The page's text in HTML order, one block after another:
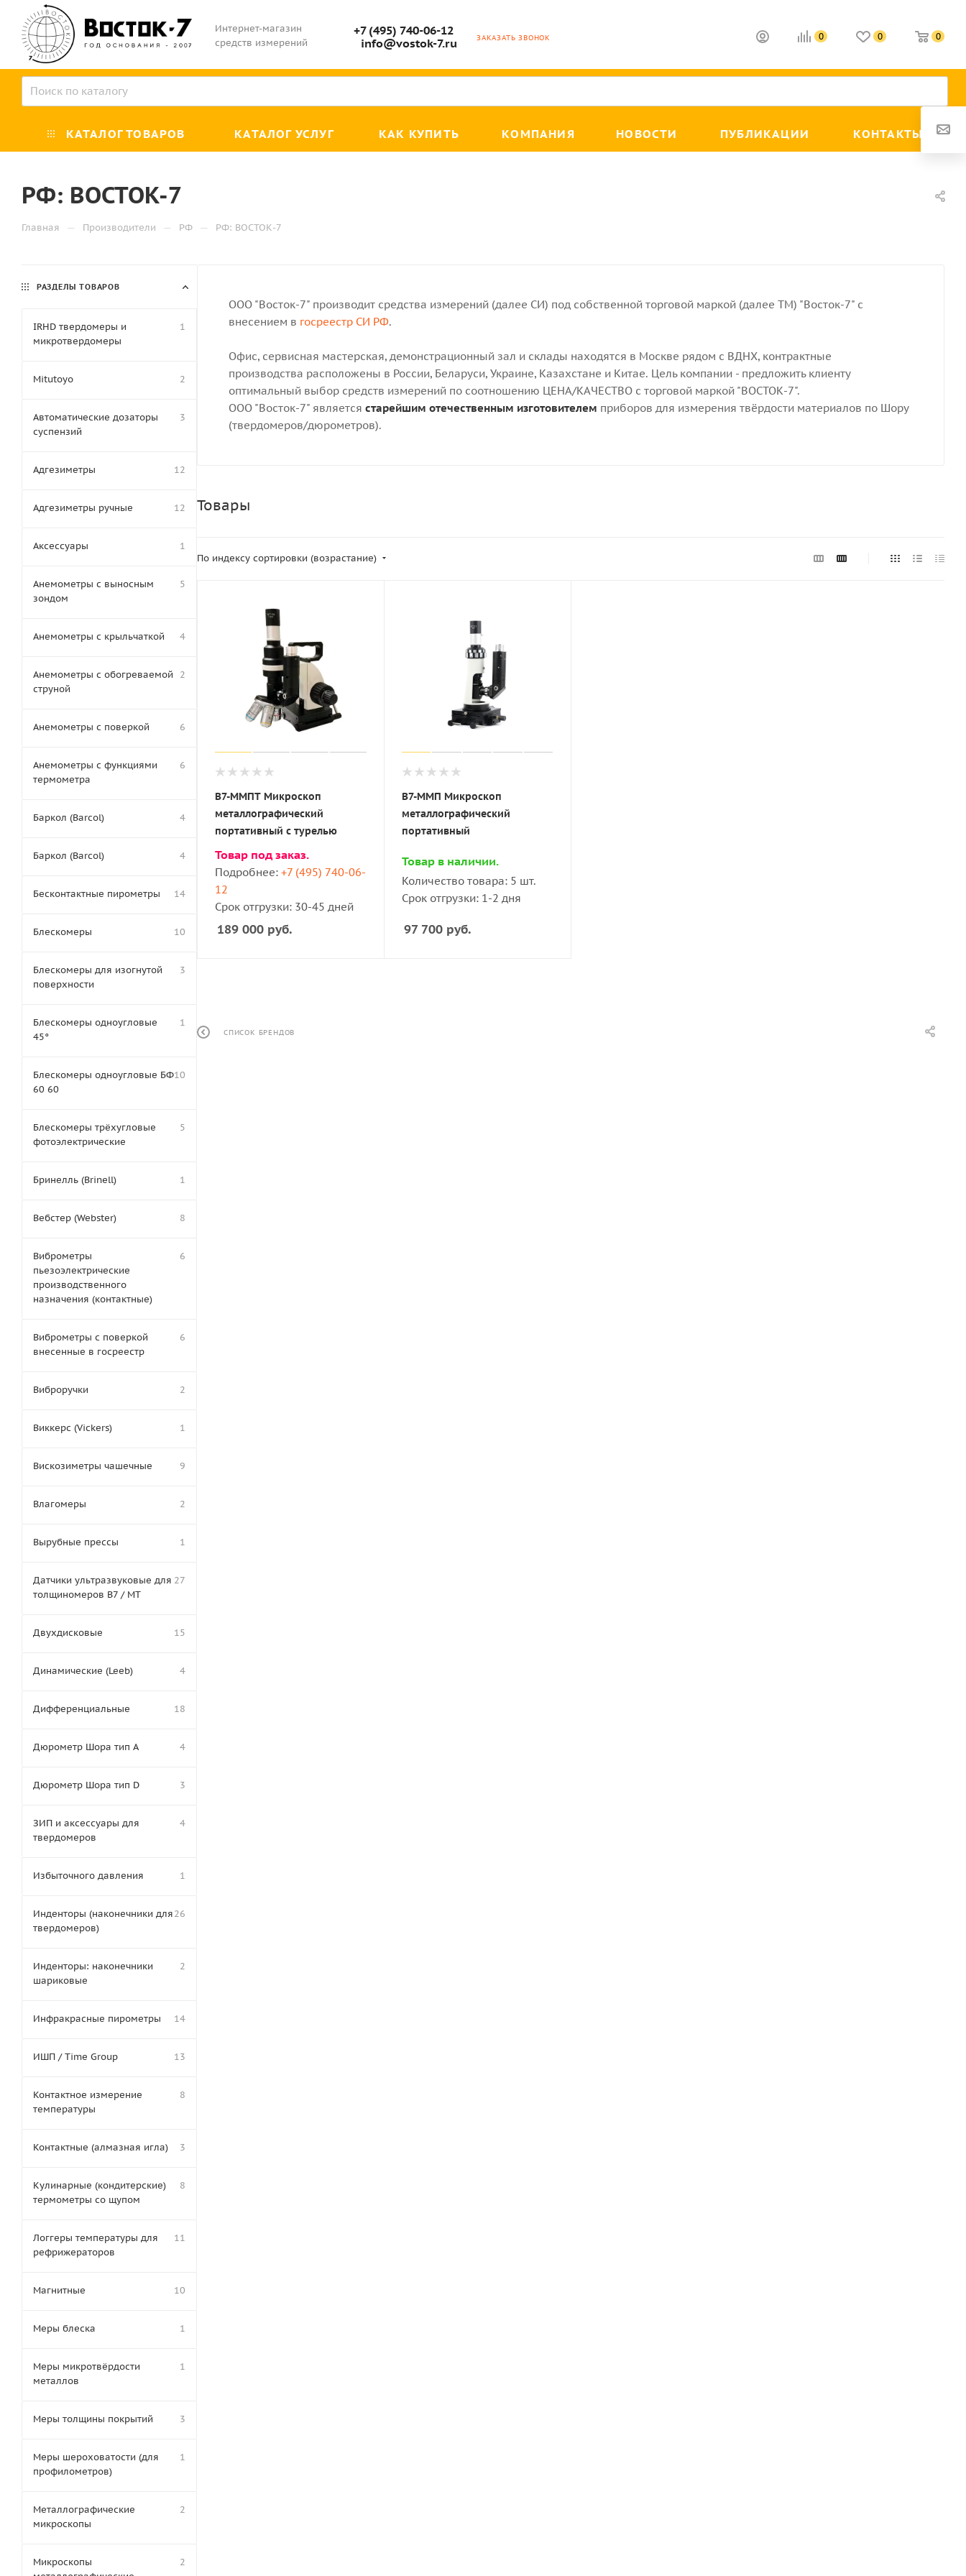
Интернет-магазин
средств измерений
+7 (495) 740-06-12
info@vostok-7.ru
ЗАКАЗАТЬ ЗВОНОК 0 0 0
КАТАЛОГ ТОВАРОВ КАТАЛОГ УСЛУГ КАК КУПИТЬ КОМПАНИЯ НОВОСТИ ПУБЛИКАЦИИ КОНТАКТЫ
РФ: ВОСТОК-7
Главная — Производители — РФ — РФ: ВОСТОК-7
ООО "Восток-7" производит средства измерений (далее СИ) под собственной торговой маркой (далее ТМ) "Восток-7" с
внесением в госреестр СИ РФ.
Офис, сервисная мастерская, демонстрационный зал и склады находятся в Москве рядом с ВДНХ, контрактные
производства расположены в России, Беларуси, Украине, Казахстане и Китае. Цель компании - предложить клиенту
оптимальный выбор средств измерений по соотношению ЦЕНА/КАЧЕСТВО с торговой маркой "ВОСТОК-7".
ООО "Восток-7" является старейшим отечественным изготовителем приборов для измерения твёрдости материалов по Шору
(твердомеров/дюрометров).
Товары
По индексу сортировки (возрастание)
В7-ММПТ Микроскоп
металлографический
портативный с турелью
Товар под заказ.
Подробнее: +7 (495) 740-06-
12
Срок отгрузки: 30-45 дней
189 000 руб.
В7-ММП Микроскоп
металлографический
портативный
Товар в наличии.
Количество товара: 5 шт.
Срок отгрузки: 1-2 дня
97 700руб.
СПИСОК БРЕНДОВ
РАЗДЕЛЫ ТОВАРОВ
IRHD твердомеры и
микротвердомеры
1
Mitutoyo 2
Автоматические дозаторы
суспензий
3
Адгезиметры 12
Адгезиметры ручные 12
Аксессуары 1
Анемометры с выносным
зондом
5
Анемометры с крыльчаткой 4
Анемометры с обогреваемой
струной
2
Анемометры с поверкой 6
Анемометры с функциями
термометра
6
Баркол (Barcol) 4
Баркол (Barcol) 4
Бесконтактные пирометры 14
Блескомеры 10
Блескомеры для изогнутой
поверхности
3
Блескомеры одноугловые
45°
1
Блескомеры одноугловые БФ
60 60
10
Блескомеры трёхугловые
фотоэлектрические
5
Бринелль (Brinell) 1
Вебстер (Webster) 8
Виброметры
пьезоэлектрические
производственного
назначения (контактные)
6
Виброметры с поверкой
внесенные в госреестр
6
Виброручки 2
Виккерс (Vickers) 1
Вискозиметры чашечные 9
Влагомеры 2
Вырубные прессы 1
Датчики ультразвуковые для
толщиномеров В7 / МТ
27
Двухдисковые 15
Динамические (Leeb) 4
Дифференциальные 18
Дюрометр Шора тип A 4
Дюрометр Шора тип D 3
ЗИП и аксессуары для
твердомеров
4
Избыточного давления 1
Инденторы (наконечники для
твердомеров)
26
Инденторы: наконечники
шариковые
2
Инфракрасные пирометры 14
ИШП / Time Group 13
Контактное измерение
температуры
8
Контактные (алмазная игла) 3
Кулинарные (кондитерские)
термометры со щупом
8
Логгеры температуры для
рефрижераторов
11
Магнитные 10
Меры блеска 1
Меры микротвёрдости
металлов
1
Меры толщины покрытий 3
Меры шероховатости (для
профилометров)
1
Металлографические
микроскопы
2
Микроскопы
2